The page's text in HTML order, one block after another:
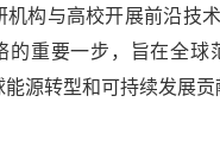
机构与高校开展前沿技
的重要一步，旨在全球
源转型和可持续发展贡